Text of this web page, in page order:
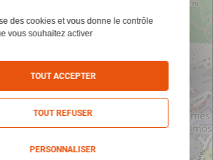
des cookies et vous donne le contrôle
vous souhaitez activer
TOUT ACCEPTER
TOUT REFUSER
PERSONNALISER